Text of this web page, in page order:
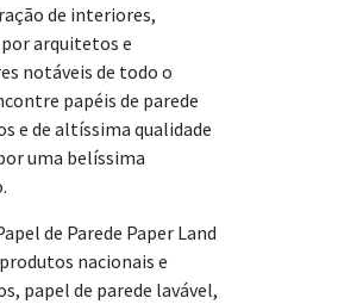
de interiores,
arquitetos e
notáveis de todo o
papéis de parede
e de altíssima qualidade
uma belíssima
de Parede Paper Land
nacionais e
papel de parede lavável,